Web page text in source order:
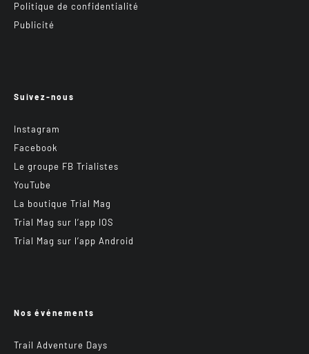
Politique de confidentialité
Publicité
Suivez-nous
Instagram
Facebook
Le groupe FB Trialistes
YouTube
La boutique Trial Mag
Trial Mag sur l’app IOS
Trial Mag sur l’app Android
Nos événements
Trail Adventure Days